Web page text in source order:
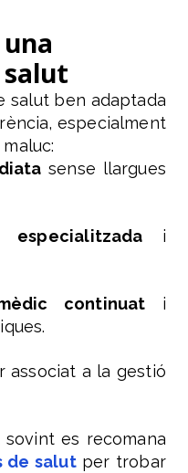
salut
salut ben adaptada
especialment
sense llargues
especialitzada i
continuat i
associat a la gestió
es recomana
de salutper trobar